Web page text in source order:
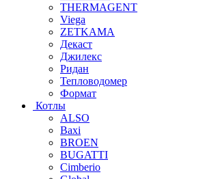
THERMAGENT
Viega
ZETKAMA
Декаст
Джилекс
Ридан
Тепловодомер
Формат
Котлы
ALSO
Baxi
BROEN
BUGATTI
Cimberio